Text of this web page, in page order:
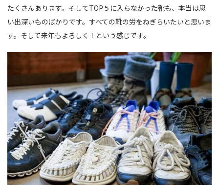
たくさんあります。そしてTOP５に入らなかった靴も、本当は思
い出深いものばかりです。すべての靴の労をねぎらいたいと思いま
す。そして来年もよろしく！という感じです。